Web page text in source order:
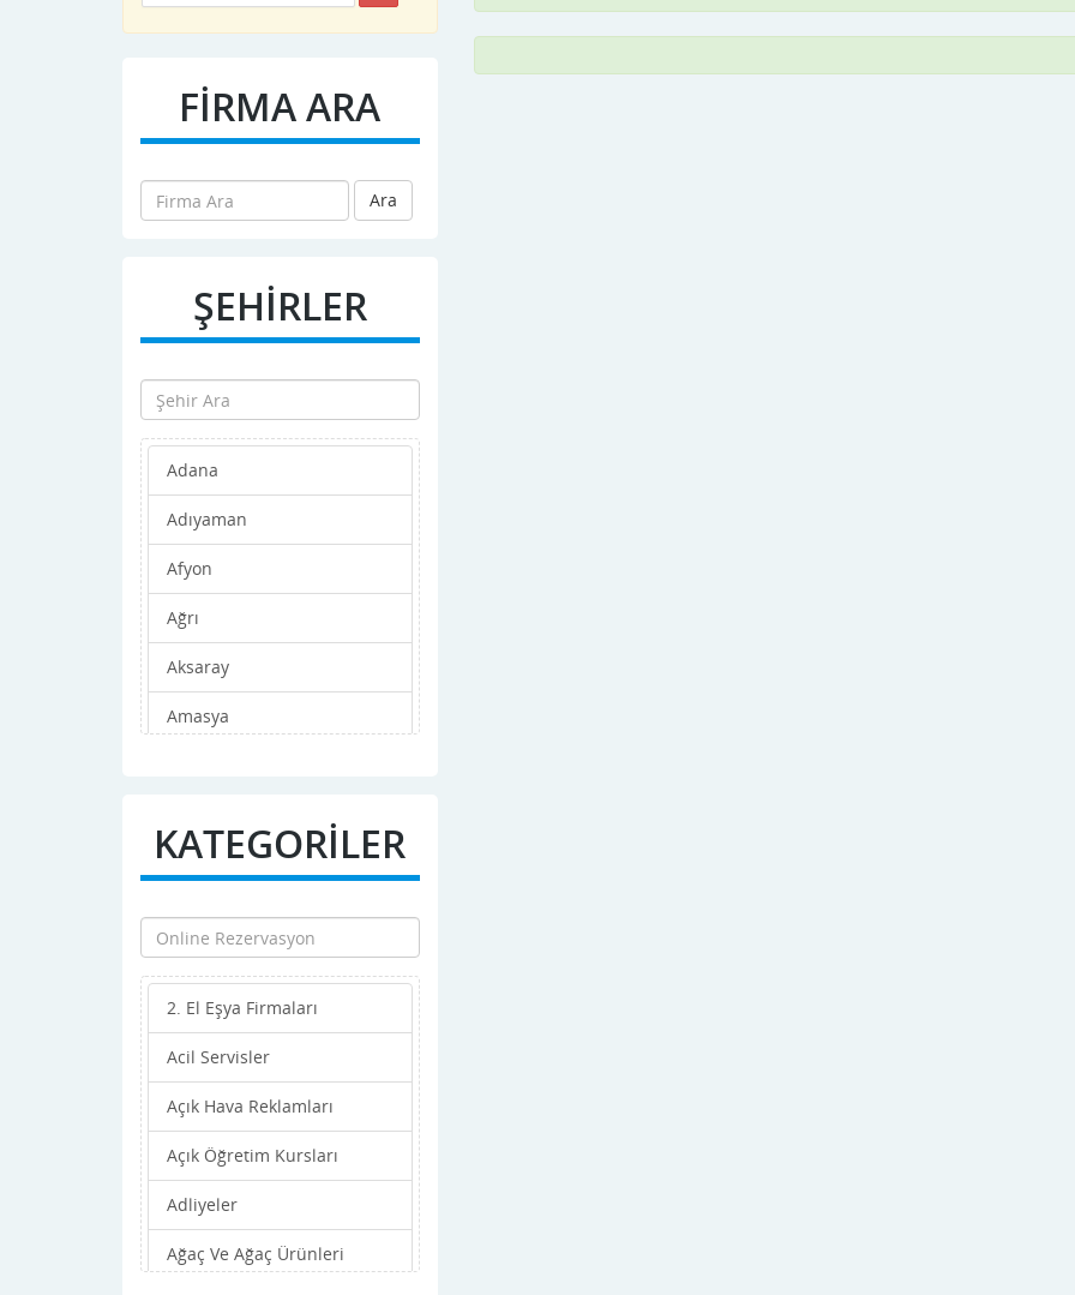
FİRMA ARA
Ara
ŞEHİRLER
Adana
Adıyaman
Afyon
Ağrı
Aksaray
Amasya
Ardahan
Artvin
Aydın
Balıkesir
Bartın
Batman
Bayburt
Bilecik
Bingöl
KATEGORİLER
2. El Eşya Firmaları
Acil Servisler
Açık Hava Reklamları
Açık Öğretim Kursları
Adliyeler
Ağaç Ve Ağaç Ürünleri